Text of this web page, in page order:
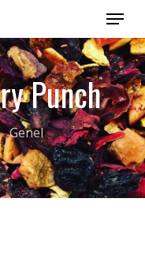
Menu
Punch
Genel